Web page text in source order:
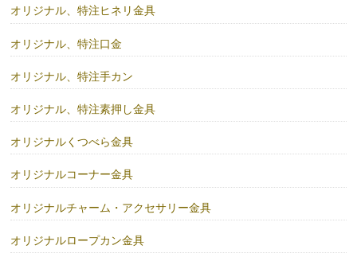
オリジナル、特注ヒネリ金具
オリジナル、特注口金
オリジナル、特注手カン
オリジナル、特注素押し金具
オリジナルくつべら金具
オリジナルコーナー金具
オリジナルチャーム・アクセサリー金具
オリジナルロープカン金具